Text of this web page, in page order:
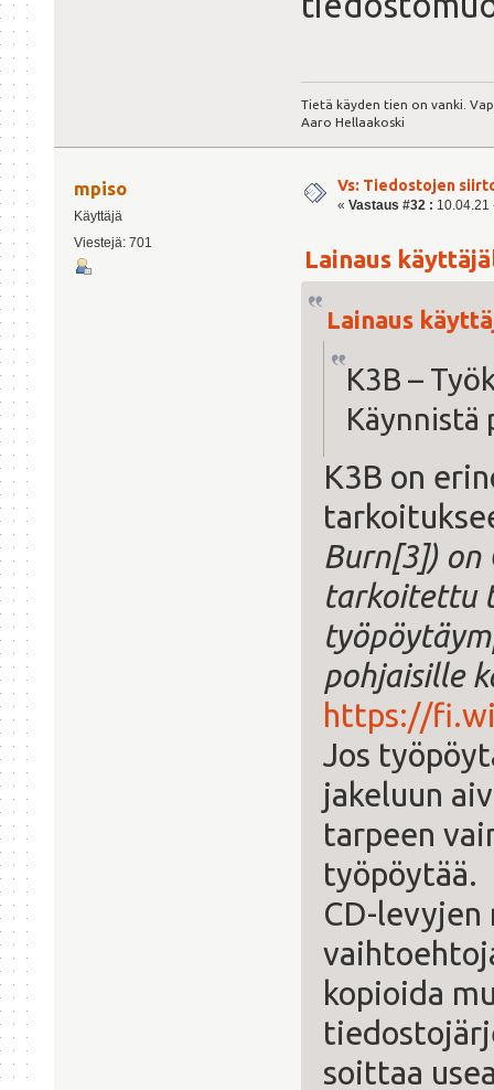
Tietä käyden tien on vanki.
Aaro Hellaakoski
mpiso
Käyttäjä
Viestejä: 701
Vs: Tiedostojen
« Vastaus #32 : 10.04.21
Lainaus
Lainaus
K3B –
Käynnistä
K3B on
Burn[3]) on
tarkoitettu
pohjaisille
https://
Jos
jakeluun
tarpeen
työpöytää.
CD-levyjen
kopioida
soittaa